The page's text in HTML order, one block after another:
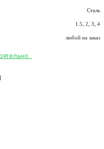
Сталь
1.5, 2, 3, 4
любой на заказ